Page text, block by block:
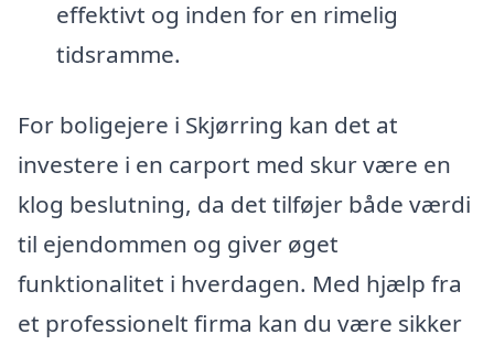
effektivt og inden for en rimelig
tidsramme.
For boligejere i Skjørring kan det at
investere i en carport med skur være en
klog beslutning, da det tilføjer både værdi
til ejendommen og giver øget
funktionalitet i hverdagen. Med hjælp fra
et professionelt firma kan du være sikker